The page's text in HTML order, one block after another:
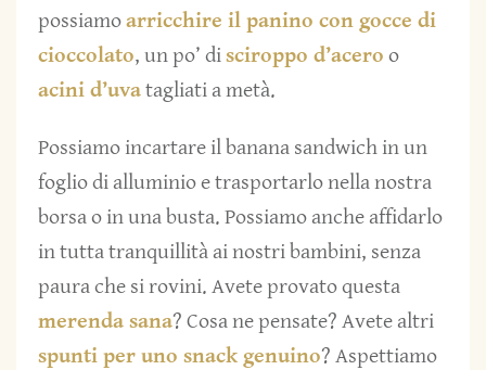
possiamoarricchire il panino con gocce di
cioccolato, un po’ disciroppo d’acero o
acini d’uvatagliati a metà.
Possiamo incartare il banana sandwich in un
foglio di alluminio e trasportarlo nella nostra
borsa o in una busta. Possiamo anche affidarlo
in tutta tranquillità ai nostri bambini, senza
paura che si rovini. Avete provato questa
merenda sana? Cosa ne pensate? Avete altri
spunti per uno snack genuino? Aspettiamo